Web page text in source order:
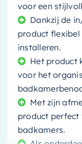
voor een
Dankzij de
product flexibel
installeren.
Het product
voor het
Met zijn
product perfect
badkamers.